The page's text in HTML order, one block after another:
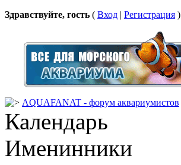
Здравствуйте, гость ( Вход | Регистрация )
AQUAFANAT - форум аквариумистов
Календарь
Именинники